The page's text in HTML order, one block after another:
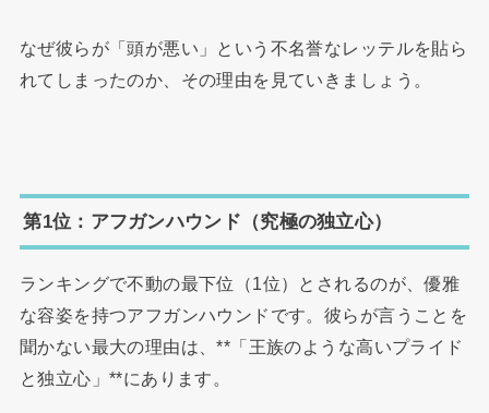
なぜ彼らが「頭が悪い」という不名誉なレッテルを貼ら
れてしまったのか、その理由を見ていきましょう。
第1位：アフガンハウンド（究極の独立心）
ランキングで不動の最下位（1位）とされるのが、優雅
な容姿を持つアフガンハウンドです。彼らが言うことを
聞かない最大の理由は、**「王族のような高いプライド
と独立心」**にあります。